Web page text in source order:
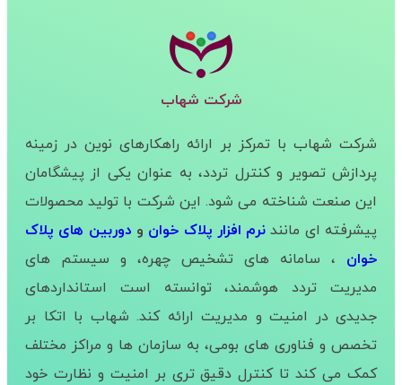
شرکت شهاب
شرکت شهاب با تمرکز بر ارائه راهکارهای نوین در زمینه
پردازش تصویر و کنترل تردد، به عنوان یکی از پیشگامان
این صنعت شناخته می شود. این شرکت با تولید محصولات
پیشرفته ای مانند نرم افزار پلاک خوان و دوربین های پلاک
خوان ، سامانه های تشخیص چهره، و سیستم های
مدیریت تردد هوشمند، توانسته است استانداردهای
جدیدی در امنیت و مدیریت ارائه کند. شهاب با اتکا بر
تخصص و فناوری های بومی، به سازمان ها و مراکز مختلف
کمک می کند تا کنترل دقیق تری بر امنیت و نظارت خود